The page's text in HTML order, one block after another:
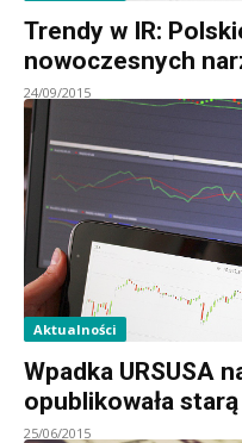
Trendy w IR:
nowoczesnych
24/09/2015
Aktualności
Wpadka URSUSA
opublikowała
25/06/2015